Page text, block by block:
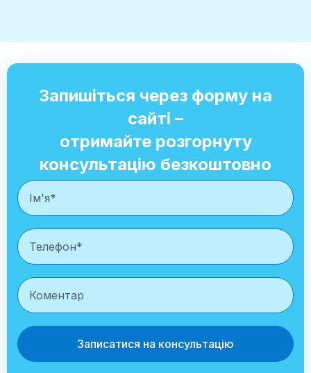
Запишіться через форму на
сайті –
отримайте розгорнуту
консультацію безкоштовно
Записатися на консультацію